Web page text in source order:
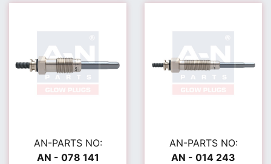
AN-PARTS NO:
AN - 078 141
AN-PARTS NO:
AN - 014 243